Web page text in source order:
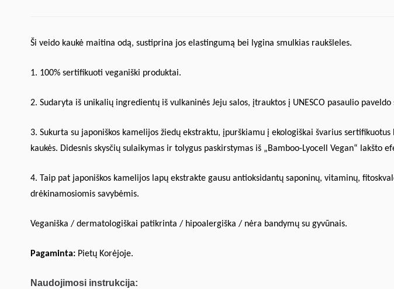
Ši veido kaukė maitina odą, sustiprina jos elastingumą bei lygina smulkias raukšleles.
1. 100% sertifikuoti veganiški produktai.
2. Sudaryta iš unikalių ingredientų iš vulkaninės Jeju salos, įtrauktos į UNESCO pasaulio paveldo
3. Sukurta su japoniškos kamelijos žiedų ekstraktu, įpurškiamu į ekologiškai švarius
kaukės. Didesnis skysčių sulaikymas ir tolygus paskirstymas iš „Bamboo-Lyocell Vegan“ lakšto
4. Taip pat japoniškos kamelijos lapų ekstrakte gausu antioksidantų saponinų, vitaminų,
drėkinamosiomis savybėmis.
Veganiška / dermatologiškai patikrinta / hipoalergiška / nėra bandymų su gyvūnais.
Pagaminta: Pietų Korėjoje.
Naudojimosi instrukcija: